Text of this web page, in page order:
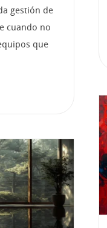
gestión de
cuando no
que
en un